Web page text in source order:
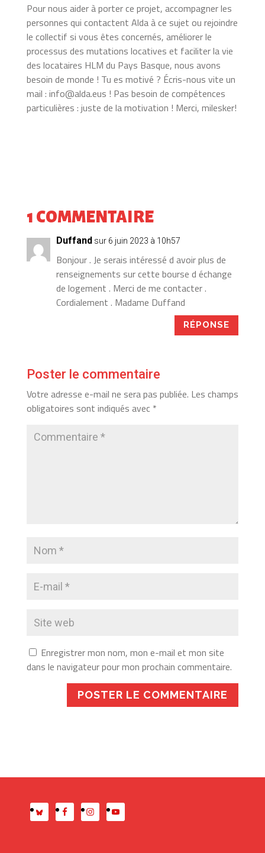
Pour nous aider à porter ce projet, accompagner les
personnes qui contactent Alda à ce sujet ou rejoindre
le collectif si vous êtes concernés, améliorer le
processus des mutations locatives et faciliter la vie
des locataires HLM du Pays Basque, nous avons
besoin de monde ! Tu es motivé ? Écris-nous vite un
mail : info@alda.eus ! Pas besoin de compétences
particulières : juste de la motivation ! Merci, milesker!
1 COMMENTAIRE
Duffand sur 6 juin 2023 à 10h57
Bonjour . Je serais intéressé d avoir plus de
renseignements sur cette bourse d échange
de logement . Merci de me contacter .
Cordialement . Madame Duffand
RÉPONSE
Poster le commentaire
Votre adresse e-mail ne sera pas publiée. Les champs
obligatoires sont indiqués avec *
Enregistrer mon nom, mon e-mail et mon site
dans le navigateur pour mon prochain commentaire.